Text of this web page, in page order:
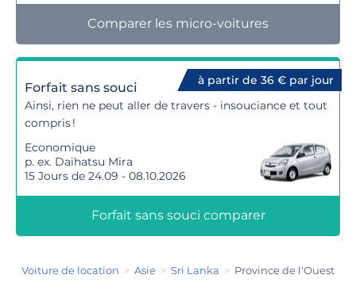
Comparer les micro-voitures
à partir de 36 € par jour
Forfait sans souci
Ainsi, rien ne peut aller de travers - insouciance et tout
compris !
Economique
p. ex. Daihatsu Mira
15 Jours de 24.09 - 08.10.2026
Forfait sans souci comparer
Voiture de location Asie Sri Lanka Province de l'Ouest